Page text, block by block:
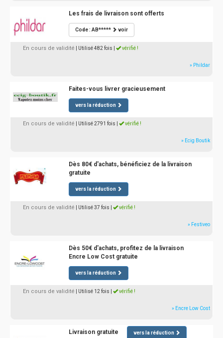
Les frais de livraison sont offerts
Code : AB***** voir
En cours de validité | Utilisé 482 fois vérifié !
» Phildar
Faites-vous livrer gracieusement
vers la réduction
En cours de validité | Utilisé 2791 fois vérifié !
» Ecig Boutik
Dès 80€ d'achats, bénéficiez de la livraison
gratuite
vers la réduction
En cours de validité | Utilisé 37 fois vérifié !
» Festiveo
Dès 50€ d'achats, profitez de la livraison
Encre Low Cost gratuite
vers la réduction
En cours de validité | Utilisé 12 fois vérifié !
» Encre Low Cost
Livraison gratuite vers la réduction